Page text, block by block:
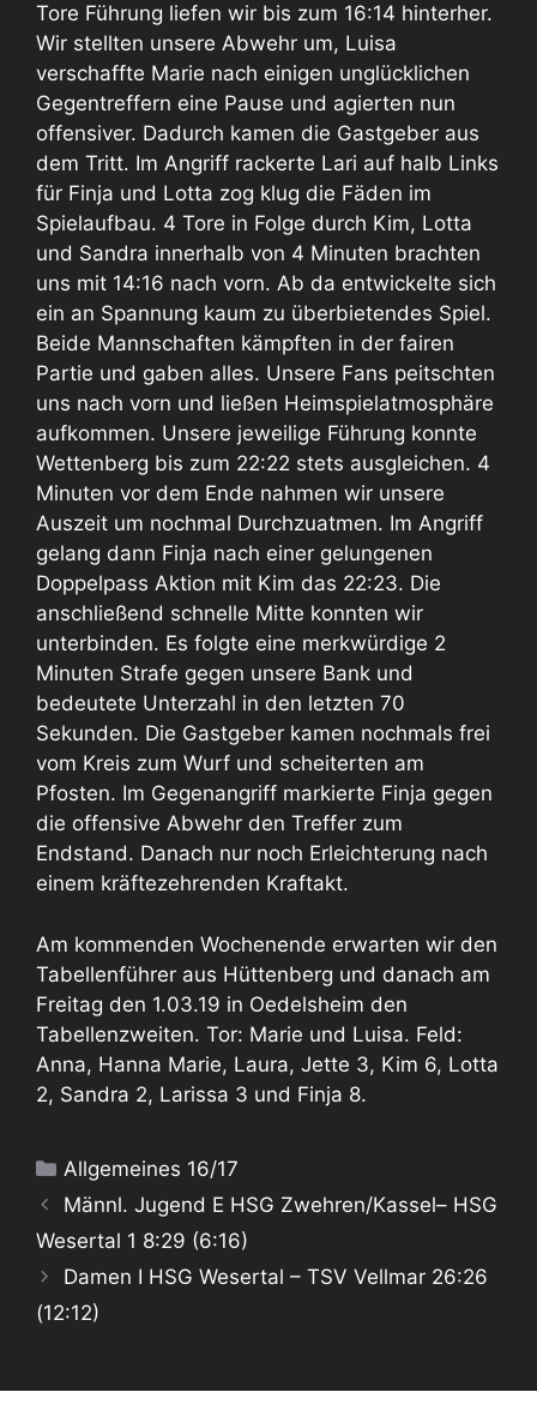
Tore Führung liefen wir bis zum 16:14 hinterher.
Wir stellten unsere Abwehr um, Luisa
verschaffte Marie nach einigen unglücklichen
Gegentreffern eine Pause und agierten nun
offensiver. Dadurch kamen die Gastgeber aus
dem Tritt. Im Angriff rackerte Lari auf halb Links
für Finja und Lotta zog klug die Fäden im
Spielaufbau. 4 Tore in Folge durch Kim, Lotta
und Sandra innerhalb von 4 Minuten brachten
uns mit 14:16 nach vorn. Ab da entwickelte sich
ein an Spannung kaum zu überbietendes Spiel.
Beide Mannschaften kämpften in der fairen
Partie und gaben alles. Unsere Fans peitschten
uns nach vorn und ließen Heimspielatmosphäre
aufkommen. Unsere jeweilige Führung konnte
Wettenberg bis zum 22:22 stets ausgleichen. 4
Minuten vor dem Ende nahmen wir unsere
Auszeit um nochmal Durchzuatmen. Im Angriff
gelang dann Finja nach einer gelungenen
Doppelpass Aktion mit Kim das 22:23. Die
anschließend schnelle Mitte konnten wir
unterbinden. Es folgte eine merkwürdige 2
Minuten Strafe gegen unsere Bank und
bedeutete Unterzahl in den letzten 70
Sekunden. Die Gastgeber kamen nochmals frei
vom Kreis zum Wurf und scheiterten am
Pfosten. Im Gegenangriff markierte Finja gegen
die offensive Abwehr den Treffer zum
Endstand. Danach nur noch Erleichterung nach
einem kräftezehrenden Kraftakt.
Am kommenden Wochenende erwarten wir den
Tabellenführer aus Hüttenberg und danach am
Freitag den 1.03.19 in Oedelsheim den
Tabellenzweiten. Tor: Marie und Luisa. Feld:
Anna, Hanna Marie, Laura, Jette 3, Kim 6, Lotta
2, Sandra 2, Larissa 3 und Finja 8.
Kategorien
Allgemeines 16/17
Männl. Jugend E HSG Zwehren/Kassel– HSG
Wesertal 1 8:29 (6:16)
Damen I HSG Wesertal – TSV Vellmar 26:26
(12:12)